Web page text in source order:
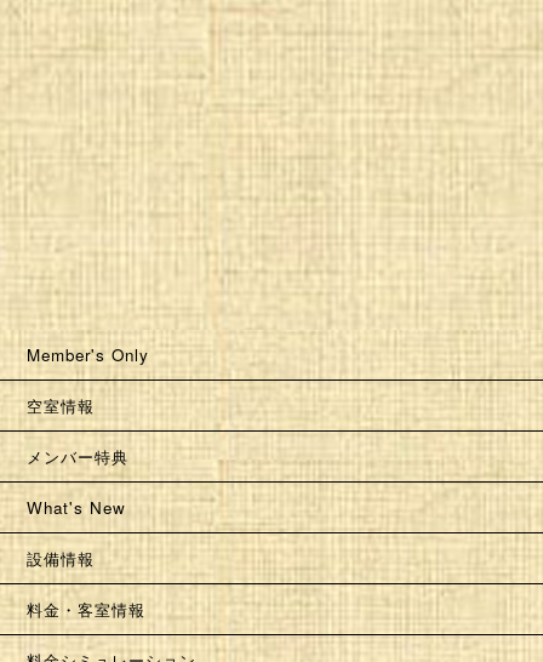
Member's Only
空室情報
メンバー特典
What's New
設備情報
料金・客室情報